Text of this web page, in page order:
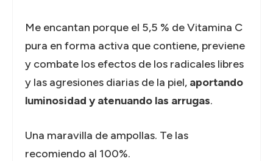
Me encantan porque el 5,5 % de Vitamina C
pura en forma activa que contiene, previene
y combate los efectos de los radicales libres
y las agresiones diarias de la piel, aportando
luminosidad y atenuando las arrugas.
Una maravilla de ampollas. Te las
recomiendo al 100%.